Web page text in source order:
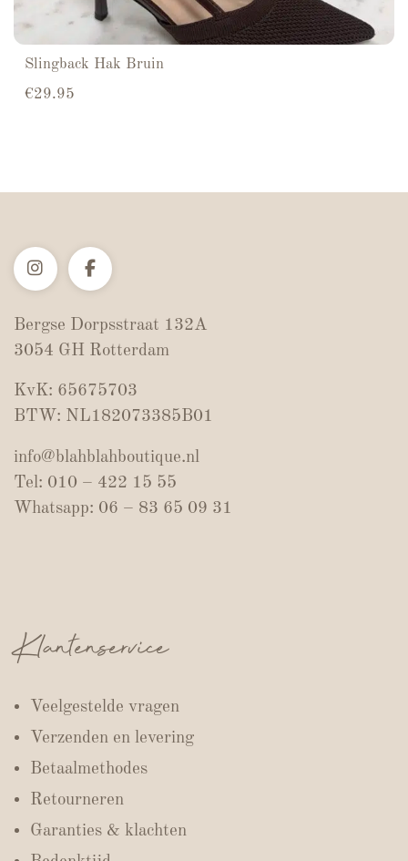
Slingback Hak Bruin
€29.95
Bergse Dorpsstraat 132A
3054 GH Rotterdam
KvK: 65675703
BTW: NL182073385B01
info@blahblahboutique.nl
Tel: 010 – 422 15 55
Whatsapp: 06 – 83 65 09 31
Klantenservice
Veelgestelde vragen
Verzenden en levering
Betaalmethodes
Retourneren
Garanties & klachten